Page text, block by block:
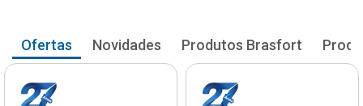
Ofertas Novidades Produtos Brasfort